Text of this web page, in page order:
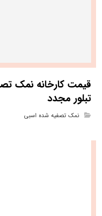
قیمت کارخانه نمک
تبلور مجدد
نمک تصفیه شده اسبی